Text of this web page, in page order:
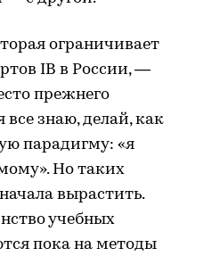
ограничивает
IB в России, —
прежнего
знаю, делай, как
парадигму: «я
Но таких
вырастить.
учебных
пока на методы